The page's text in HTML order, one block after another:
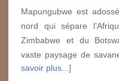
Mapungubwe est
nord qui sépare
Zimbabwe et du
vaste paysage de
savoir plus...]